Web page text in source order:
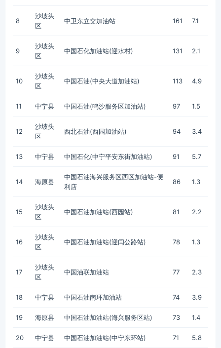
8
沙坡头
区
中卫东立交加油站 161 7.1
9
沙坡头
区
中国石化加油站(迎水村) 131 2.1
10
沙坡头
区
中国石油(中央大道加油站) 113 4.9
11 中宁县 中国石油(鸣沙服务区加油站) 97 1.5
12
沙坡头
区
西北石油(西园加油站) 94 3.4
13 中宁县 中国石化(中宁平安东街加油站) 91 5.7
14 海原县
中国石油海兴服务区西区加油站-便
利店
86 1.3
15
沙坡头
区
中国石油加油站(西园站) 81 2.2
16
沙坡头
区
中国石油加油站(迎闫公路站) 78 1.3
17
沙坡头
区
中国油联加油站 77 2.3
18 中宁县 中国石油南环加油站 74 3.9
19 海原县 中国石油加油站(海兴服务区站) 73 1.4
20 中宁县 中国石油加油站(中宁东环站) 71 5.8